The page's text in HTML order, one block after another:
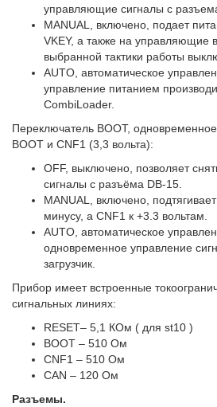
управляющие сигналы с
MANUAL, включено, подает
VKEY, а также на управляющие
выбранной тактики работы
AUTO, автоматическое
управление питанием
CombiLoader.
Переключатель BOOT,
BOOT и CNF1 (3,3 вольта):
OFF, выключено, позволяет
сигналы с разъёма DB-15.
MANUAL, включено,
минусу, а CNF1 к +3.3 вольтам.
AUTO, автоматическое
одновременное управление
загрузчик.
Прибор имеет встроенные
сигнальных линиях:
RESET– 5,1 КОм ( для st10 )
BOOT – 510 Ом
CNF1 – 510 Ом
CAN – 120 Ом
Разъемы.